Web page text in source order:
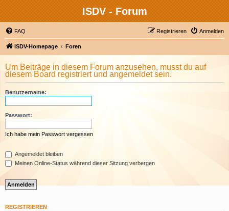
ISDV - Forum
FAQ Anmelden
Registrieren
ISDV-Homepage Foren
Um Beiträge in diesem Forum anzusehen, musst du auf
diesem Board registriert und angemeldet sein.
Benutzername:
Passwort:
Ich habe mein Passwort vergessen
Angemeldet bleiben
Meinen Online-Status während dieser Sitzung verbergen
REGISTRIEREN